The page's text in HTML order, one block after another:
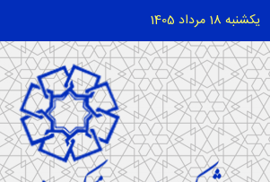
یکشنبه 18 مرداد 1405